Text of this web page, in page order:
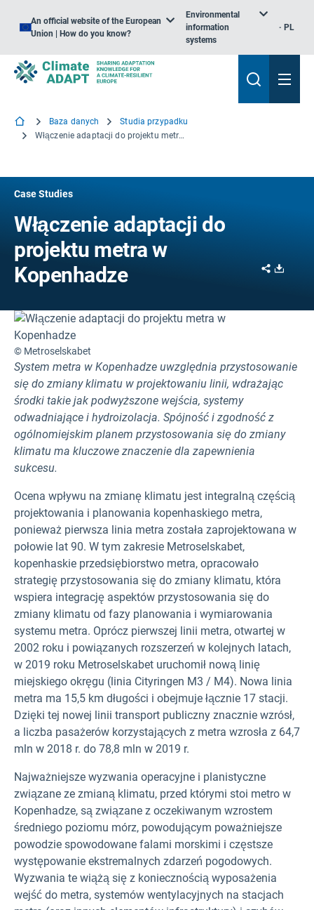
An official website of the European
Union | How do you know?
Environmental
information
systems
PL
Baza danych
Studia przypadku
Włączenie adaptacji do projektu metra w Kopenhadze
Case Studies
Włączenie adaptacji do
projektu metra w
Kopenhadze
Share
© Metroselskabet
System metra w Kopenhadze uwzględnia przystosowanie
się do zmiany klimatu w projektowaniu linii, wdrażając
środki takie jak podwyższone wejścia, systemy
odwadniające i hydroizolacja. Spójność i zgodność z
ogólnomiejskim planem przystosowania się do zmiany
klimatu ma kluczowe znaczenie dla zapewnienia
sukcesu.
Ocena wpływu na zmianę klimatu jest integralną częścią
projektowania i planowania kopenhaskiego metra,
ponieważ pierwsza linia metra została zaprojektowana w
połowie lat 90. W tym zakresie Metroselskabet,
kopenhaskie przedsiębiorstwo metra, opracowało
strategię przystosowania się do zmiany klimatu, która
wspiera integrację aspektów przystosowania się do
zmiany klimatu od fazy planowania i wymiarowania
systemu metra. Oprócz pierwszej linii metra, otwartej w
2002 roku i powiązanych rozszerzeń w kolejnych latach,
w 2019 roku Metroselskabet uruchomił nową linię
miejskiego okręgu (linia Cityringen M3 / M4). Nowa linia
metra ma 15,5 km długości i obejmuje łącznie 17 stacji.
Dzięki tej nowej linii transport publiczny znacznie wzrósł,
a liczba pasażerów korzystających z metra wzrosła z 64,7
mln w 2018 r. do 78,8 mln w 2019 r.
Najważniejsze wyzwania operacyjne i planistyczne
związane ze zmianą klimatu, przed którymi stoi metro w
Kopenhadze, są związane z oczekiwanym wzrostem
średniego poziomu mórz, powodującym poważniejsze
powodzie spowodowane falami morskimi i częstsze
występowanie ekstremalnych zdarzeń pogodowych.
Wyzwania te wiążą się z koniecznością wyposażenia
wejść do metra, systemów wentylacyjnych na stacjach